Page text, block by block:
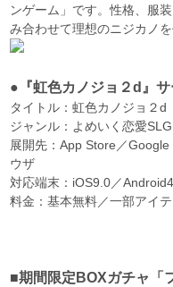
ンゲーム」です。性格、服
み合わせて理想のニジカノ
●『虹色カノジョ２d』
タイトル：虹色カノジョ２d
ジャンル：よめいく恋愛SLG
展開先：App Store／
ウザ
対応端末：iOS9.0／
料金：基本無料／一部アイ
■期間限定BOXガチャ「